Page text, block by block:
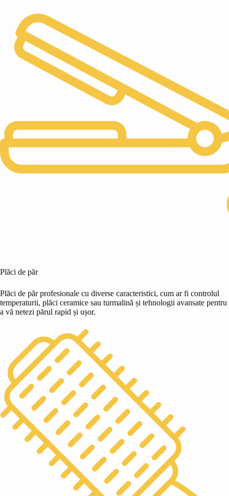
Plăci de păr
Plăci de păr profesionale cu diverse caracteristici, cum ar fi controlul
temperaturii, plăci ceramice sau turmalină și tehnologii avansate pentru
a vă netezi părul rapid și ușor.